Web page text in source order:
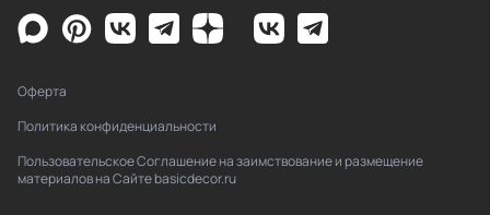
Оферта
Политика конфиденциальности
Пользовательское Соглашение на заимствование и размещение
материалов на Сайте basicdecor.ru